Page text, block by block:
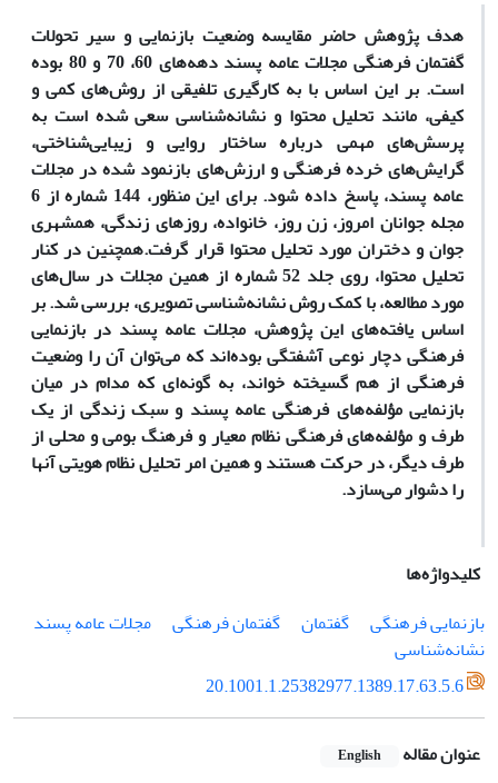
هدف پژوهش حاضر مقایسه وضعیت بازنمایی و سیر تحولات
گفتمان فرهنگی مجلات عامه پسند دهه‌های 60‌، 70 و 80 بوده
است. بر این اساس با به کارگیری تلفیقی از روش‌های کمی و
کیفی، مانند تحلیل محتوا و نشانه‌شناسی سعی شده است به
پرسش‌های مهمی درباره ساختار روایی و زیبایی‌شناختی‌،
گرایش‌های خرده فرهنگی و ارزش‌های بازنمود شده در مجلات
عامه پسند، پاسخ داده شود. برای این منظور‌، 144 شماره از 6
مجله جوانان امروز‌، زن روز‌، خانواده‌، روزهای زندگی‌، همشهری
جوان و دختران مورد تحلیل محتوا قرار گرفت.همچنین در کنار
تحلیل محتوا‌، روی جلد 52 شماره از همین مجلات در سال‌های
مورد مطالعه‌، با کمک روش‌ نشانه‌شناسی تصویری‌، بررسی شد. بر
اساس یافته‌های این پژوهش، مجلات عامه پسند در بازنمایی
فرهنگی دچار نوعی آشفتگی بوده‌اند که می‌توان آن را وضعیت
فرهنگی از هم گسیخته خواند، به گونه‌ای که مدام در میان
بازنمایی مؤلفه‌های فرهنگی عامه پسند و سبک زندگی از یک
طرف و مؤلفه‌های فرهنگی نظام معیار و فرهنگ بومی و محلی از
طرف دیگر، در حرکت هستند و همین‌ امر تحلیل نظام هویتی آنها
را دشوار می‌سازد.
کلیدواژه‌ها
بازنمایی فرهنگی
گفتمان گفتمان فرهنگی
مجلات عامه پسند
نشانه‌شناسی
20.1001.1.25382977.1389.17.63.5.6
عنوان مقاله English